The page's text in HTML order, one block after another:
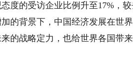
度的受访企业比例升至17%，较
背景下，中国经济发展在世界
的战略定力，也给世界各国带